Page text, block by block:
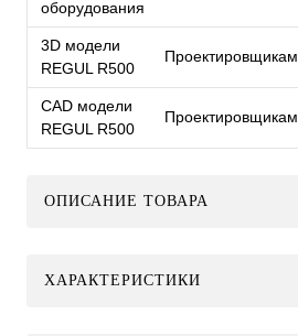
оборудования
3D модели
REGUL R500
Проектировщикам
CAD модели
REGUL R500
Проектировщикам
ОПИСАНИЕ ТОВАРА
ХАРАКТЕРИСТИКИ